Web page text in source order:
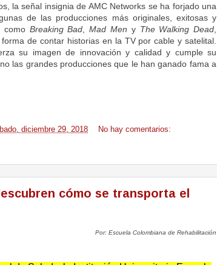
la señal insignia de AMC Networks se ha forjado una
de las producciones más originales, exitosas y
como Breaking Bad ,Mad Men y The Walking Dead
de contar historias en la TV por cable y satelital.
su imagen de innovación y calidad y cumple su
las grandes producciones que le han ganado fama a
diciembre 29, 2018 No hay comentarios:
cómo se transporta el
Por: Escuela Colombiana de Rehabilitación